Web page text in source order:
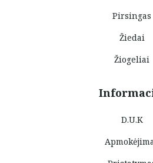
Pirsingas
Žiedai
Žiogeliai
D.U.K